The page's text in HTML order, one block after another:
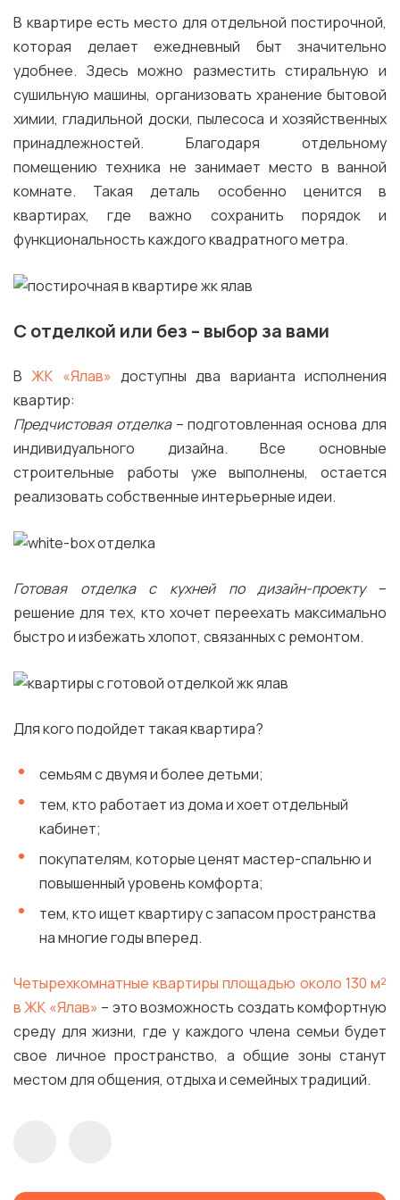
В квартире есть место для отдельной постирочной,
которая делает ежедневный быт значительно
удобнее. Здесь можно разместить стиральную и
сушильную машины, организовать хранение бытовой
химии, гладильной доски, пылесоса и хозяйственных
принадлежностей. Благодаря отдельному
помещению техника не занимает место в ванной
комнате. Такая деталь особенно ценится в
квартирах, где важно сохранить порядок и
функциональность каждого квадратного метра.
С отделкой или без – выбор за вами
ВЖК «Ялав» доступны два варианта исполнения
квартир:
Предчистовая отделка– подготовленная основа для
индивидуального дизайна. Все основные
строительные работы уже выполнены, остается
реализовать собственные интерьерные идеи.
Готовая отделка с кухней по дизайн-проекту–
решение для тех, кто хочет переехать максимально
быстро и избежать хлопот, связанных с ремонтом.
Для кого подойдет такая квартира?
семьям с двумя и более детьми;
тем, кто работает из дома и хоет отдельный
кабинет;
покупателям, которые ценят мастер-спальню и
повышенный уровень комфорта;
тем, кто ищет квартиру с запасом пространства
на многие годы вперед.
Четырехкомнатные квартиры площадью около 130 м²
вЖК «Ялав» – это возможность создать комфортную
среду для жизни, где у каждого члена семьи будет
свое личное пространство, а общие зоны станут
местом для общения, отдыха и семейных традиций.